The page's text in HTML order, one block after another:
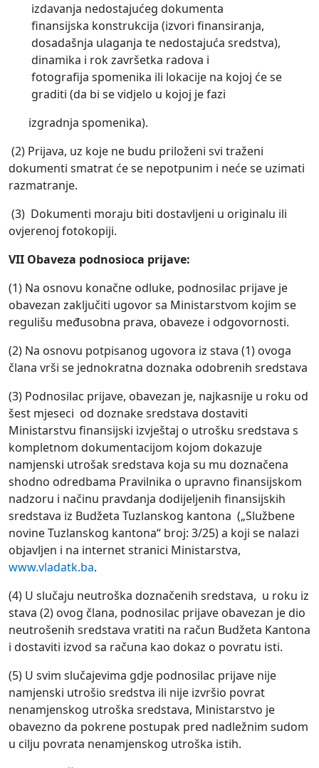
izdavanja nedostajućeg dokumenta
finansijska konstrukcija (izvori finansiranja,
dosadašnja ulaganja te nedostajuća sredstva),
dinamika i rok završetka radova i
fotografija spomenika ili lokacije na kojoj će se
graditi (da bi se vidjelo u kojoj je fazi
izgradnja spomenika).
(2) Prijava, uz koje ne budu priloženi svi traženi
dokumenti smatrat će se nepotpunim i neće se uzimati
razmatranje.
(3) Dokumenti moraju biti dostavljeni u originalu ili
ovjerenoj fotokopiji.
VII Obaveza podnosioca prijave:
(1) Na osnovu konačne odluke, podnosilac prijave je
obavezan zaključiti ugovor sa Ministarstvom kojim se
regulišu međusobna prava, obaveze i odgovornosti.
(2) Na osnovu potpisanog ugovora iz stava (1) ovoga
člana vrši se jednokratna doznaka odobrenih sredstava
(3) Podnosilac prijave, obavezan je, najkasnije u roku od
šest mjeseci od doznake sredstava dostaviti
Ministarstvu finansijski izvještaj o utrošku sredstava s
kompletnom dokumentacijom kojom dokazuje
namjenski utrošak sredstava koja su mu doznačena
shodno odredbama Pravilnika о upravno finansijskom
nadzoru i načinu pravdanja dodijeljenih finansijskih
sredstava iz Budžeta Tuzlanskog kantona („Službene
novine Tuzlanskog kantona“ broj: 3/25) a koji se nalazi
objavljen i na internet stranici Ministarstva,
www.vladatk.ba.
(4) U slučaju neutroška doznačenih sredstava, u roku iz
stava (2) ovog člana, podnosilac prijave obavezan je dio
neutrošenih sredstava vratiti na račun Budžeta Kantona
i dostaviti izvod sa računa kao dokaz o povratu isti.
(5) U svim slučajevima gdje podnosilac prijave nije
namjenski utrošio sredstva ili nije izvršio povrat
nenamjenskog utroška sredstava, Ministarstvo je
obavezno da pokrene postupak pred nadležnim sudom
u cilju povrata nenamjenskog utroška istih.